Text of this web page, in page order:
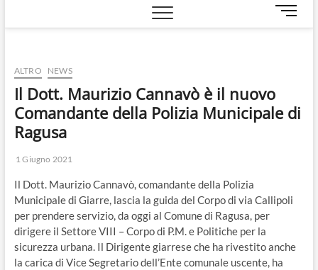
M
e
t
ALTRO NEWS
Il Dott. Maurizio Cannavò è il nuovo
Comandante della Polizia Municipale di
Ragusa
1 Giugno 2021
Il Dott. Maurizio Cannavò, comandante della Polizia
Municipale di Giarre, lascia la guida del Corpo di via Callipoli
per prendere servizio, da oggi al Comune di Ragusa, per
dirigere il Settore VIII – Corpo di P.M. e Politiche per la
sicurezza urbana. Il Dirigente giarrese che ha rivestito anche
la carica di Vice Segretario dell’Ente comunale uscente, ha